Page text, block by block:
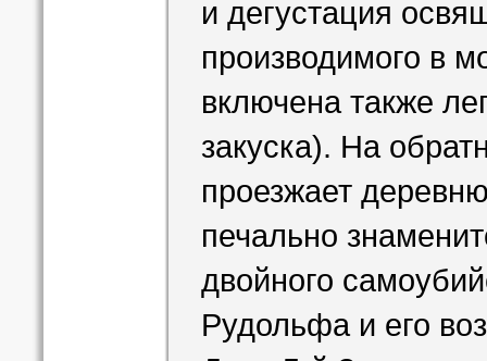
и дегустация
производимого в
включена также
закуска). На
проезжает
печально
двойного
Рудольфа и его